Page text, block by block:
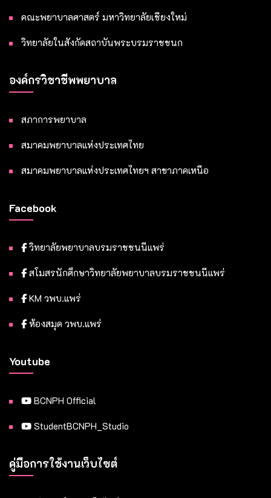
คณะพยาบาลศาสตร์ มหาวิทยาลัยเชียงใหม่
วิทยาลัยในสังกัดสถาบันพระบรมราชชนก
องค์กรวิชาชีพพยาบาล
สภาการพยาบาล
สมาคมพยาบาลแห่งประเทศไทย
สมาคมพยาบาลแห่งประเทศไทยฯ สาขาภาคเหนือ
Facebook
วิทยาลัยพยาบาลบรมราชชนนีแพร่
สโมสรนักศึกษาวิทยาลัยพยาบาลบรมราชชนนีแพร่
KM วพบ.แพร่
ห้องสมุด วพบ.แพร่
Youtube
BCNPH Official
StudentBCNPH_Studio
คู่มือการใช้งานเว็บไซต์